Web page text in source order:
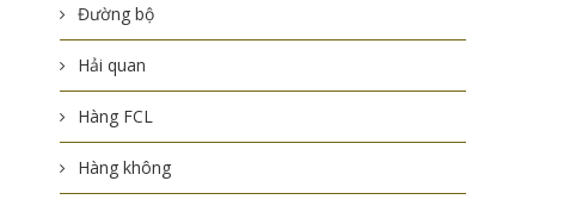
Đường bộ
Hải quan
Hàng FCL
Hàng không